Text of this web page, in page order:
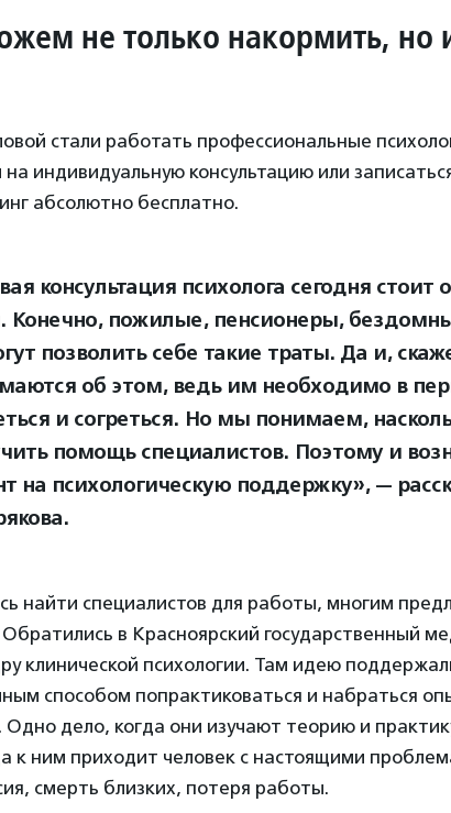
не только накормить, но
стали работать профессиональные
индивидуальную консультацию или
абсолютно бесплатно.
консультация психолога сегодня стоит
Конечно, пожилые, пенсионеры,
позволить себе такие траты. Да и,
об этом, ведь им необходимо в
и согреться. Но мы понимаем,
помощь специалистов. Поэтому и
на психологическую поддержку», —
найти специалистов для работы, многим
в Красноярский государственный
клинической психологии. Там идею
способом попрактиковаться и набраться
Одно дело, когда они изучают теорию и
к ним приходит человек с настоящими
смерть близких, потеря работы.